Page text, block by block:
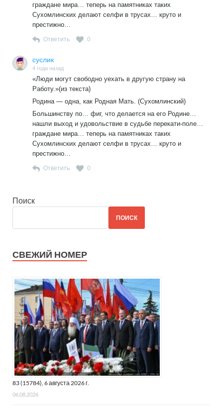
граждане мира… теперь на памятниках таких
Сухомлинских делают селфи в трусах… круто и
престижно…
Ответить 0
суслик
4 года назад
«Люди могут свободно уехать в другую страну на
Работу.»(из текста)
Родина — одна, как Родная Мать. (Сухомлинский)
Большинству по… фиг, что делается на его Родине…
нашли выход и удовольствие в судьбе перекати-поле…
граждане мира… теперь на памятниках таких
Сухомлинских делают селфи в трусах… круто и
престижно…
Ответить 0
Поиск
ПОИСК
СВЕЖИЙ НОМЕР
83 (15784), 6 августа 2026 г.
06.08.2026